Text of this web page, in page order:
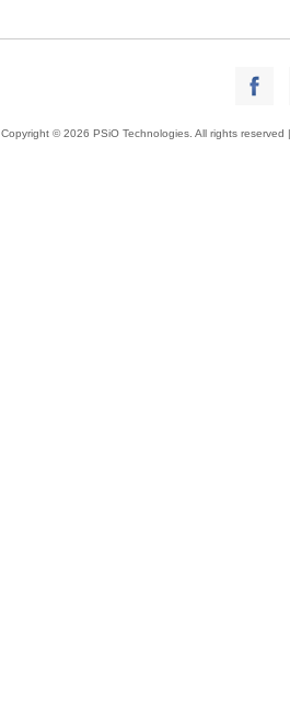
Copyright © 2026 PSiO Technologies. All rights reserved